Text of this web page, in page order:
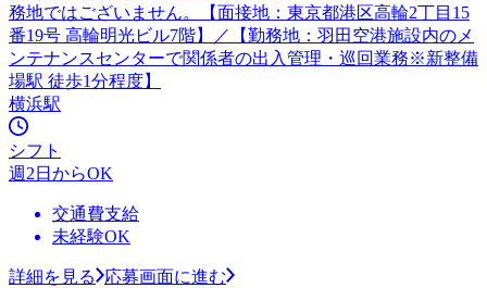
務地ではございません。【面接地：東京都港区高輪2丁目15
番19号 高輪明光ビル7階】／【勤務地：羽田空港施設内のメ
ンテナンスセンターで関係者の出入管理・巡回業務※新整備
場駅 徒歩1分程度】
横浜駅
シフト
週2日からOK
交通費支給
未経験OK
詳細を見る
応募画面に進む